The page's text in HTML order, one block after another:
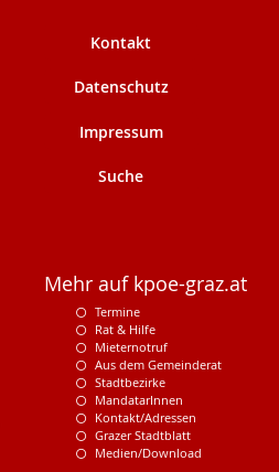
Kontakt
Datenschutz
Impressum
Suche
Mehr auf kpoe-graz.at
Termine
Rat & Hilfe
Mieternotruf
Aus dem Gemeinderat
Stadtbezirke
MandatarInnen
Kontakt/Adressen
Grazer Stadtblatt
Medien/Download